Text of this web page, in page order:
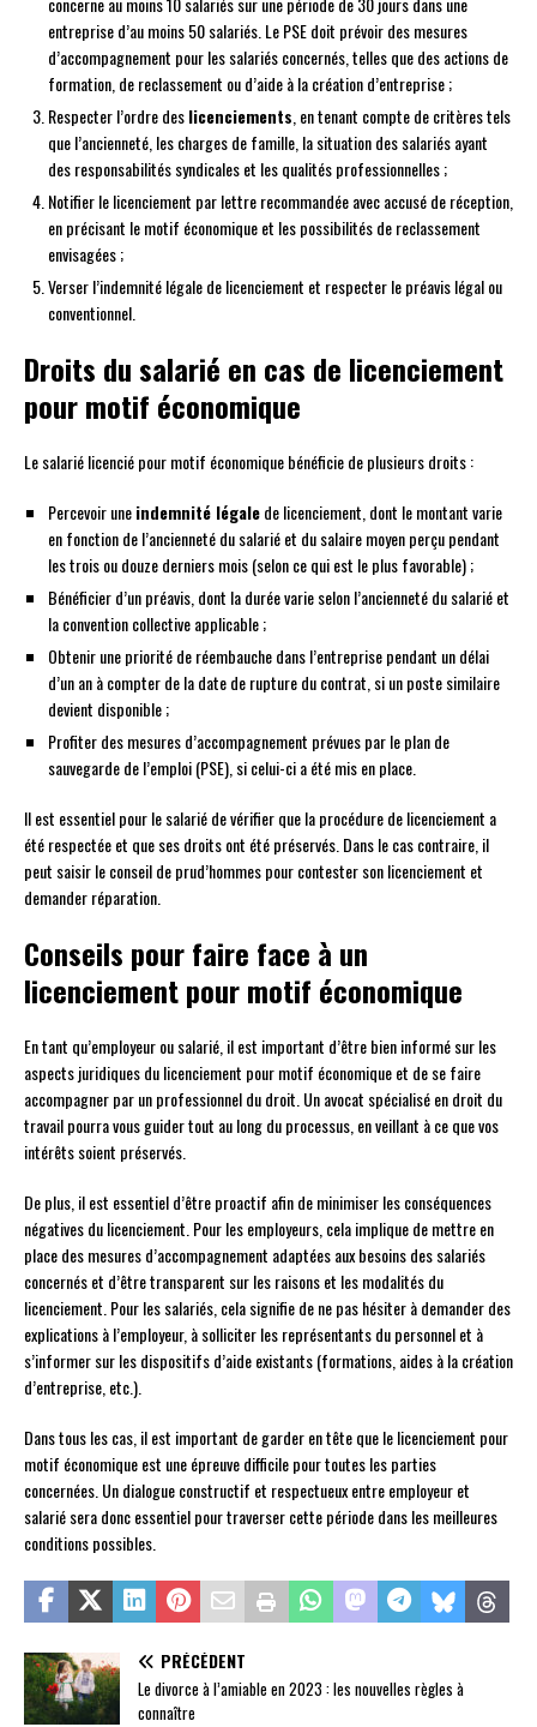
entreprise d’au moins 50 salariés. Le PSE doit prévoir des mesures
d’accompagnement pour les salariés concernés, telles que des actions de
formation, de reclassement ou d’aide à la création d’entreprise ;
Respecter l’ordre deslicenciements, en tenant compte de critères tels
que l’ancienneté, les charges de famille, la situation des salariés ayant
des responsabilités syndicales et les qualités professionnelles ;
Notifier le licenciement par lettre recommandée avec accusé de réception,
en précisant le motif économique et les possibilités de reclassement
envisagées ;
Verser l’indemnité légale de licenciement et respecter le préavis légal ou
conventionnel.
Droits du salarié en cas de licenciement
pour motif économique
Le salarié licencié pour motif économique bénéficie de plusieurs droits :
Percevoir uneindemnité légalede licenciement, dont le montant varie
en fonction de l’ancienneté du salarié et du salaire moyen perçu pendant
les trois ou douze derniers mois (selon ce qui est le plus favorable) ;
Bénéficier d’un préavis, dont la durée varie selon l’ancienneté du salarié et
la convention collective applicable ;
Obtenir une priorité de réembauche dans l’entreprise pendant un délai
d’un an à compter de la date de rupture du contrat, si un poste similaire
devient disponible ;
Profiter des mesures d’accompagnement prévues par le plan de
sauvegarde de l’emploi (PSE), si celui-ci a été mis en place.
Il est essentiel pour le salarié de vérifier que la procédure de licenciement a
été respectée et que ses droits ont été préservés. Dans le cas contraire, il
peut saisir le conseil de prud’hommes pour contester son licenciement et
demander réparation.
Conseils pour faire face à un
licenciement pour motif économique
En tant qu’employeur ou salarié, il est important d’être bien informé sur les
aspects juridiques du licenciement pour motif économique et de se faire
accompagner par un professionnel du droit. Un avocat spécialisé en droit du
travail pourra vous guider tout au long du processus, en veillant à ce que vos
intérêts soient préservés.
De plus, il est essentiel d’être proactif afin de minimiser les conséquences
négatives du licenciement. Pour les employeurs, cela implique de mettre en
place des mesures d’accompagnement adaptées aux besoins des salariés
concernés et d’être transparent sur les raisons et les modalités du
licenciement. Pour les salariés, cela signifie de ne pas hésiter à demander des
explications à l’employeur, à solliciter les représentants du personnel et à
s’informer sur les dispositifs d’aide existants (formations, aides à la création
d’entreprise, etc.).
Dans tous les cas, il est important de garder en tête que le licenciement pour
motif économique est une épreuve difficile pour toutes les parties
concernées. Un dialogue constructif et respectueux entre employeur et
salarié sera donc essentiel pour traverser cette période dans les meilleures
conditions possibles.
PRÉCÉDENT
Le divorce à l’amiable en 2023 : les nouvelles règles à
connaître